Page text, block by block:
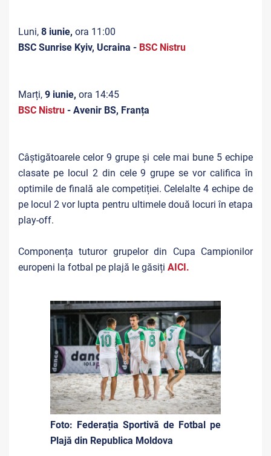
Luni, 8 iunie, ora 11:00
BSC Sunrise Kyiv, Ucraina - BSC Nistru
Marți, 9 iunie, ora 14:45
BSC Nistru - Avenir BS, Franța
Câștigătoarele celor 9 grupe și cele mai bune 5 echipe
clasate pe locul 2 din cele 9 grupe se vor califica în
optimile de finală ale competiției. Celelalte 4 echipe de
pe locul 2 vor lupta pentru ultimele două locuri în etapa
play-off.
Componența tuturor grupelor din Cupa Campionilor
europeni la fotbal pe plajă le găsiți AICI.
Foto: Federația Sportivă de Fotbal pe
Plajă din Republica Moldova